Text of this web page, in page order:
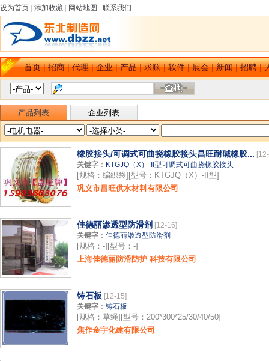
设为首页 添加收藏 网站地图 联系我们
首页|招商|代理|企业|产品|求购|软件|展会|新闻|招聘|
产品列表 企业列表
橡胶接头/可调式可曲挠橡胶接头昌旺耐碱橡胶...
关键字 ： KTGJQ（X）-II型可调式可曲挠橡胶接头
[规格：编织袋][型号：KTGJQ（X）-II型]
巩义市昌旺供水材料有限公司
佳德丽渗透型防滑剂 [12-16]
关键字 ： 佳德丽渗透型防滑剂
[规格：-][型号：-]
上海佳德丽防滑防护 科技有限公司
铸石板 [12-15]
关键字 ： 铸石板
[规格：草绳][型号：200*300*25/30/40/50]
焦作金宇化建有限公司